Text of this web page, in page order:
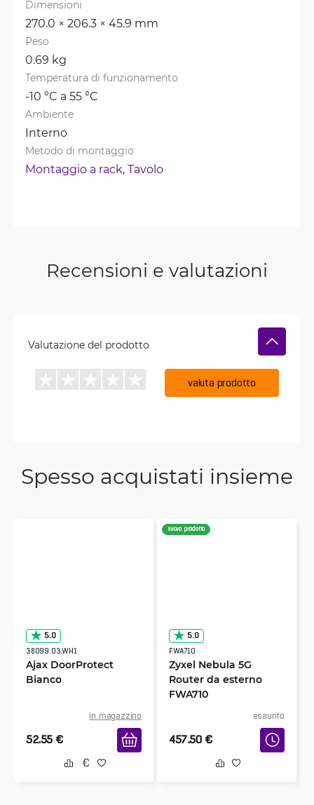
Dimensioni
270.0 × 206.3 × 45.9 mm
Peso
0.69 kg
Temperatura di funzionamento
-10 °C a 55 °C
Ambiente
Interno
Metodo di montaggio
Montaggio a rack, Tavolo
Recensioni e valutazioni
Valutazione del prodotto
valuta prodotto
Spesso acquistati insieme
5.0
38099.03.WH1
Ajax DoorProtect
Bianco
in magazzino
52.55 €
nuovo prodotto
5.0
FWA710
Zyxel Nebula 5G
Router da esterno
FWA710
esaurito
457.50 €